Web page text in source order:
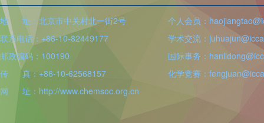
地 址：北京市中关村北一街2号
联系电话：+86-10-82449177
邮政编码：100190
传 真：+86-10-62568157
网 址：http://www.chemsoc.org.cn
个人会员：
学术交流：
国际事务：
化学竞赛：